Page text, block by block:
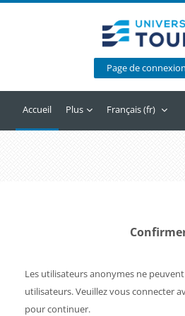
Page de
Accueil Plus Français ‎(fr)‎
Les utilisateurs anonymes ne
utilisateurs. Veuillez vous connecter
pour continuer.